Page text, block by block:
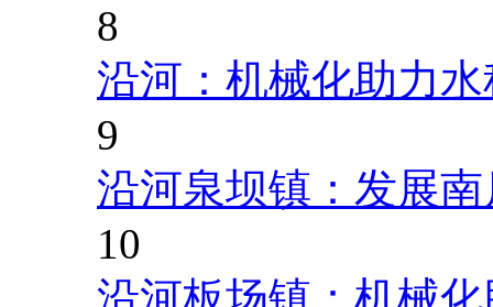
8
沿河：机械化助力
9
沿河泉坝镇：发展
10
沿河板场镇：机械